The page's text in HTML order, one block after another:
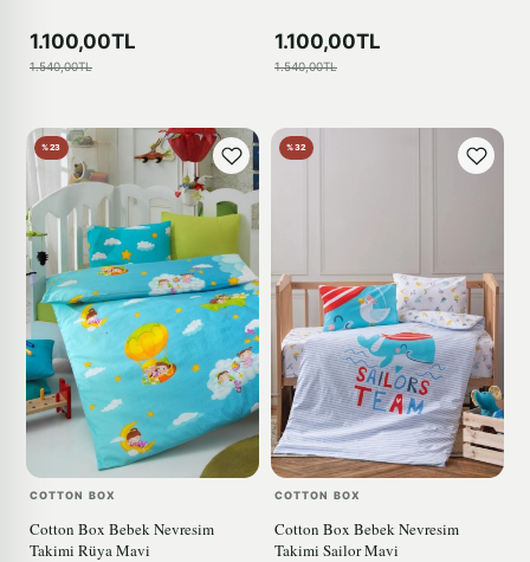
1.100,00TL
1.540,00TL
1.100,00TL
1.540,00TL
%23
COTTON BOX
Cotton Box Bebek Nevresim
Takimi Rüya Mavi
%32
COTTON BOX
Cotton Box Bebek Nevresim
Takimi Sailor Mavi